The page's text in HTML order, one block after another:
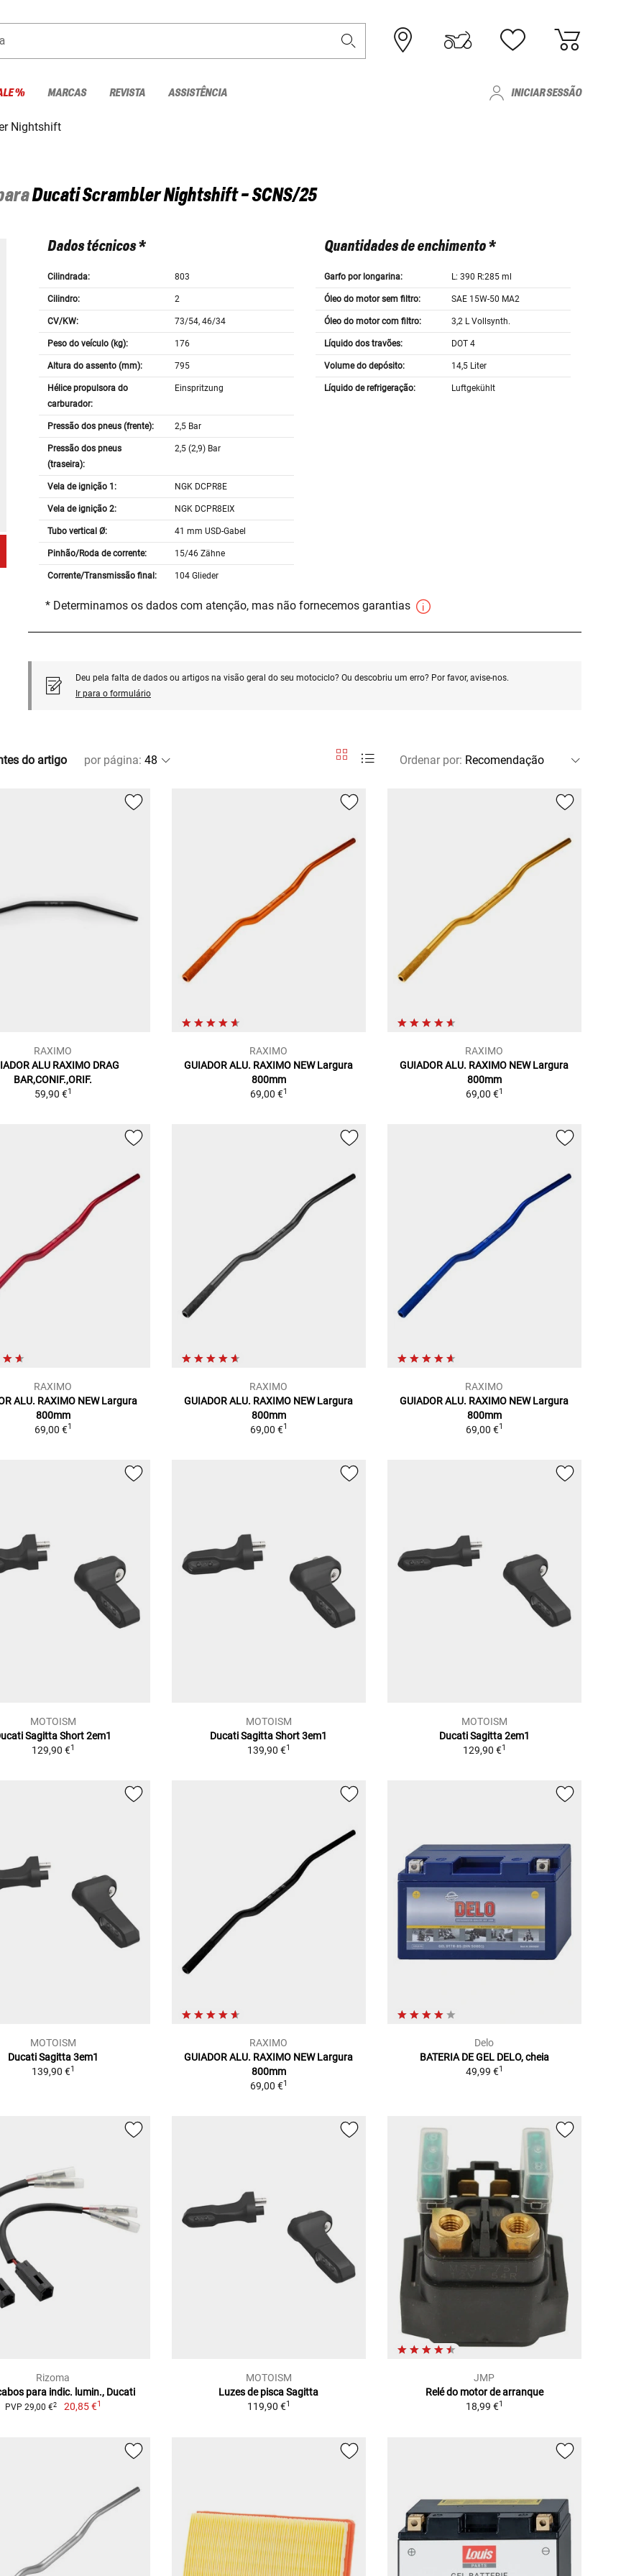
% MARCAS REVISTA ASSISTÊNCIA INICIAR SESSÃO
Nightshift
DucatiScrambler Nightshift - SCNS/25
Dados técnicos *
Cilindrada: 803
Cilindro: 2
CV/KW: 73/54, 46/34
Peso do veículo (kg): 176
Altura do assento (mm): 795
Hélice propulsora do
carburador:
Einspritzung
Pressão dos pneus (frente): 2,5 Bar
Pressão dos pneus
(traseira):
2,5 (2,9) Bar
Vela de ignição 1: NGK DCPR8E
Vela de ignição 2: NGK DCPR8EIX
Tubo vertical Ø: 41 mm USD-Gabel
Pinhão/Roda de corrente: 15/46 Zähne
Corrente/Transmissão final: 104 Glieder
Quantidades de enchimento *
Garfo por longarina: L: 390 R:285 ml
Óleo do motor sem filtro: SAE 15W-50 MA2
Óleo do motor com filtro: 3,2 L Vollsynth.
Líquido dos travões: DOT 4
Volume do depósito: 14,5 Liter
Líquido de refrigeração: Luftgekühlt
* Determinamos os dados com atenção, mas não fornecemos garantias
Deu pela falta de dados ou artigos na visão geral do seu motociclo? Ou descobriu um erro? Por favor, avise-nos.
Ir para o formulário
do artigo por página: Ordenar por:
RAXIMO
ALU RAXIMO DRAG
BAR,CONIF.,ORIF.
59,90 €1
RAXIMO
GUIADOR ALU. RAXIMO NEW Largura
800mm
69,00 €1
RAXIMO
GUIADOR ALU. RAXIMO NEW Largura
800mm
69,00 €1
RAXIMO
ALU. RAXIMO NEW Largura
800mm
69,00 €1
RAXIMO
GUIADOR ALU. RAXIMO NEW Largura
800mm
69,00 €1
RAXIMO
GUIADOR ALU. RAXIMO NEW Largura
800mm
69,00 €1
MOTOISM
Sagitta Short 2em1
129,90 €1
MOTOISM
Ducati Sagitta Short 3em1
139,90 €1
MOTOISM
Ducati Sagitta 2em1
129,90 €1
MOTOISM
Ducati Sagitta 3em1
139,90 €1
RAXIMO
GUIADOR ALU. RAXIMO NEW Largura
800mm
69,00 €1
Delo
BATERIA DE GEL DELO, cheia
49,99 €1
Rizoma
para indic. lumin., Ducati
PVP 29,00 €2 20,85 €1
MOTOISM
Luzes de pisca Sagitta
119,90 €1
JMP
Relé do motor de arranque
18,99 €1